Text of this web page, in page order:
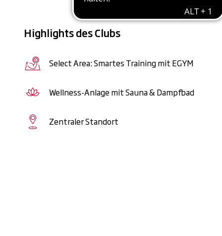
Highlights des Clubs
Select Area: Smartes Training mit EGYM
Wellness-Anlage mit Sauna & Dampfbad
Zentraler Standort